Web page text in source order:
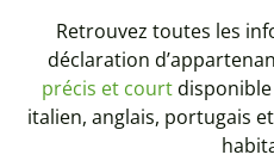
Retrouvez toutes les
déclaration
précis et court
italien, anglais, portugais